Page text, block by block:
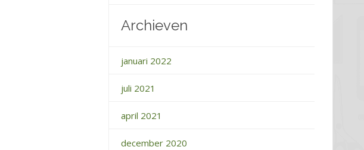
Archieven
januari 2022
juli 2021
april 2021
december 2020